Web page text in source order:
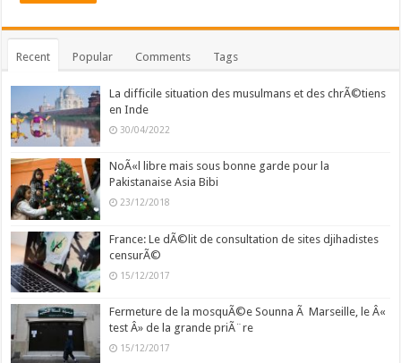
Recent Popular Comments Tags
La difficile situation des musulmans et des chrÃ©tiens
en Inde
30/04/2022
NoÃ«l libre mais sous bonne garde pour la
Pakistanaise Asia Bibi
23/12/2018
France: Le dÃ©lit de consultation de sites djihadistes
censurÃ©
15/12/2017
Fermeture de la mosquÃ©e Sounna Ã Marseille, le Â«
test Â» de la grande priÃ¨re
15/12/2017